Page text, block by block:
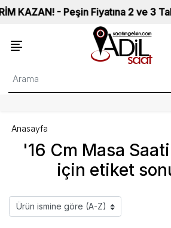
KAZAN! - Peşin Fiyatına 2 ve 3
'16 Cm Masa
için etiket
Anasayfa